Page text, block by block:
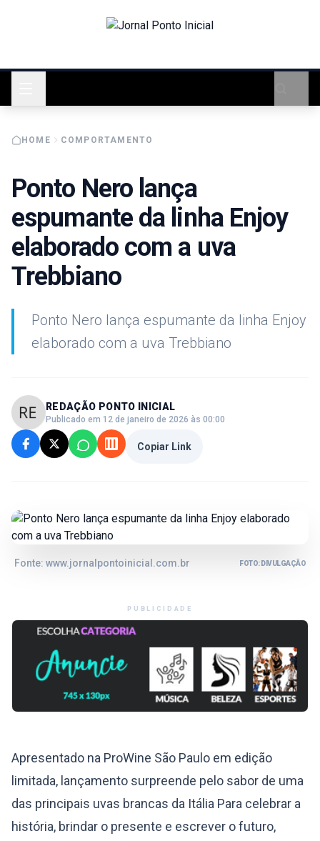
HOME COMPORTAMENTO
Ponto Nero lança
espumante da linha Enjoy
elaborado com a uva
Trebbiano
Ponto Nero lança espumante da linha Enjoy
elaborado com a uva Trebbiano
REDAÇÃO PONTO INICIAL
Publicado em 12 de janeiro de 2026 às 00:00
Copiar Link
Fonte: www.jornalpontoinicial.com.br FOTO: DIVULGAÇÃO
PUBLICIDADE
Apresentado na ProWine São Paulo em edição
limitada, lançamento surpreende pelo sabor de uma
das principais uvas brancas da Itália Para celebrar a
história, brindar o presente e escrever o futuro,